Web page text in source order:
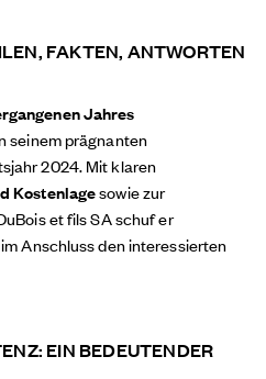
FAKTEN, ANTWORTEN
Jahres
seinem prägnanten
2024. Mit klaren
Kostenlagesowie zur
et fils SA schuf er
Anschluss den interessierten
EIN BEDEUTENDER